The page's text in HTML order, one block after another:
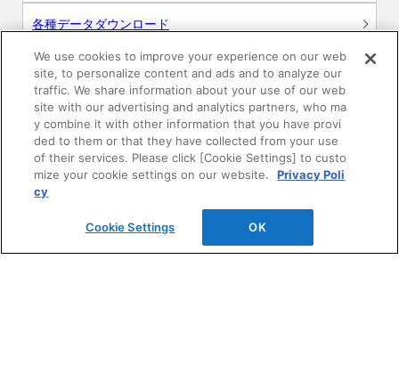
各種データダウンロード
WEB見積・各種シミュレーション
交換用部品の購入
修理・点検
お問い合わせ
ログイン
We use cookies to improve your experience on our web
site, to personalize content and ads and to analyze our
traffic. We share information about your use of our web
site with our advertising and analytics partners, who ma
y combine it with other information that you have provi
ded to them or that they have collected from your use
of their services. Please click [Cookie Settings] to custo
mize your cookie settings on our website.
Privacy Poli
cy
Cookie Settings OK